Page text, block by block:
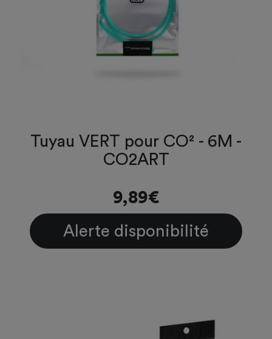
Tuyau VERT pour CO² - 6M -
CO2ART
9,89€
Alerte disponibilité